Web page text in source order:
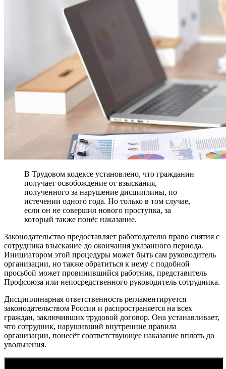
В Трудовом кодексе установлено, что гражданин
получает освобождение от взыскания,
полученного за нарушение дисциплины, по
истечении одного года. Но только в том случае,
если он не совершил нового проступка, за
который также понёс наказание.
Законодательство предоставляет работодателю право снятия с
сотрудника взыскание до окончания указанного периода.
Инициатором этой процедуры может быть сам руководитель
организации, но также обратиться к нему с подобной
просьбой может провинившийся работник, представитель
Профсоюза или непосредственного руководитель сотрудника.
Дисциплинарная ответственность регламентируется
законодательством России и распространяется на всех
граждан, заключивших трудовой договор. Она устанавливает,
что сотрудник, нарушивший внутренние правила
организации, понесёт соответствующее наказание вплоть до
увольнения.